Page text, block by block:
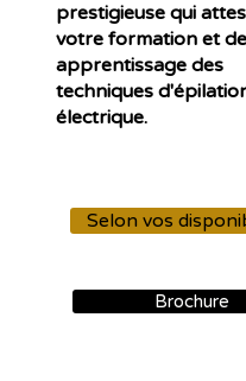
prestigieuse qui
votre formation et
apprentissage des
techniques
électrique.
Selon vos
Brochure